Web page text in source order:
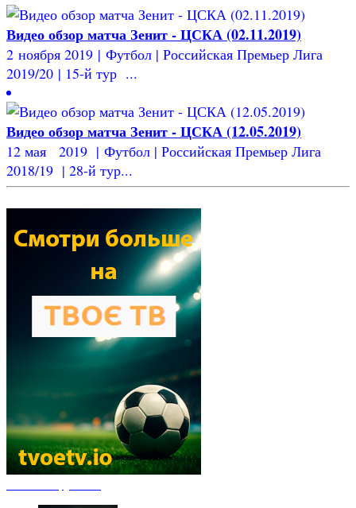
Видео обзор матча Зенит - ЦСКА (02.11.2019)
2 ноября 2019 | Футбол | Российская Премьер Лига
2019/20 | 15-й тур ...
Видео обзор матча Зенит - ЦСКА (12.05.2019)
12 мая 2019 | Футбол | Российская Премьер Лига
2018/19 | 28-й тур...